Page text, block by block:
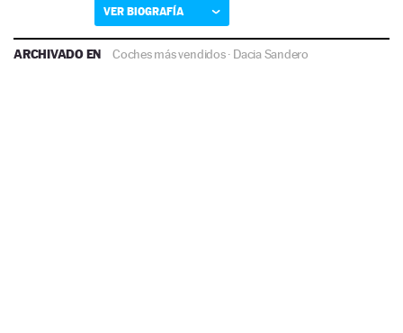
VER BIOGRAFÍA
ARCHIVADO EN Coches más vendidos· Dacia Sandero